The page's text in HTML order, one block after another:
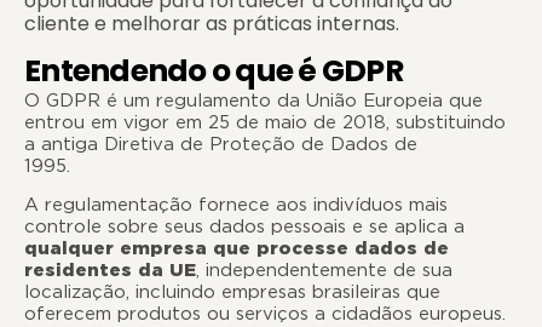
cliente e melhorar as práticas internas.
Entendendo o que é GDPR
O GDPR é um regulamento da União Europeia que
entrou em vigor em 25 de maio de 2018, substituindo
a antiga Diretiva de Proteção de Dados de
1995.
A regulamentação fornece aos indivíduos mais
controle sobre seus dados pessoais e se aplica a
qualquer empresa que processe dados de
residentes da UE, independentemente de sua
localização, incluindo empresas brasileiras que
oferecem produtos ou serviços a cidadãos europeus.